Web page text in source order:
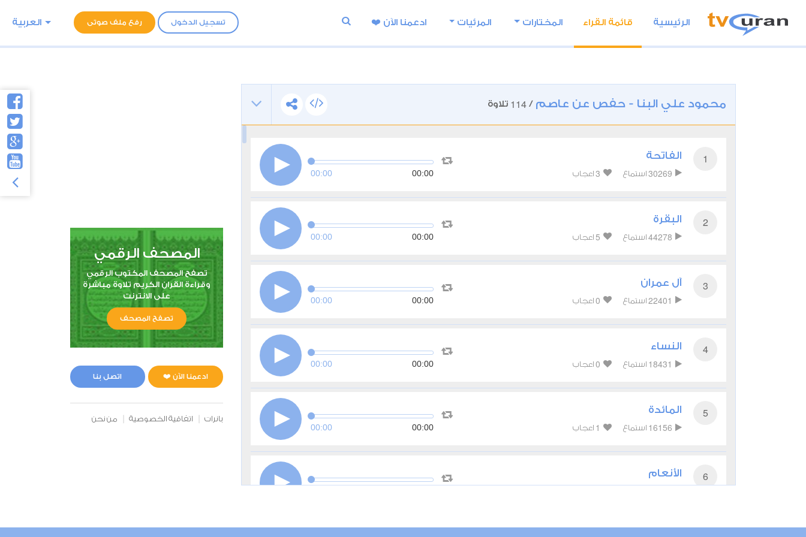
تسجيل الدخول رفع ملف صوتى العربية الرئيسية قائمة القراء المختارات المرئيات ادعمنا اﻵن ❤️
محمود علي البنا - حفص عن عاصم /
114 تلاوة
1 الفاتحة
30269 استماع 3 اعجاب 00:00 00:00
2 البقرة
44278 استماع 5 اعجاب 00:00 00:00
3 آل عمران
22401 استماع 0 اعجاب 00:00 00:00
4 النساء
18431 استماع 0 اعجاب 00:00 00:00
5 المائدة
16156 استماع 1 اعجاب 00:00 00:00
6 الأنعام
المصحف الرقمي
تصفح المصحف المكتوب الرقمي
وقراءة القران الكريم تلاوة مباشرة
على الانترنت
تصفح المصحف
ادعمنا الآن ❤️ اتصل بنا
بانرات اتفاقية الخصوصية من نحن